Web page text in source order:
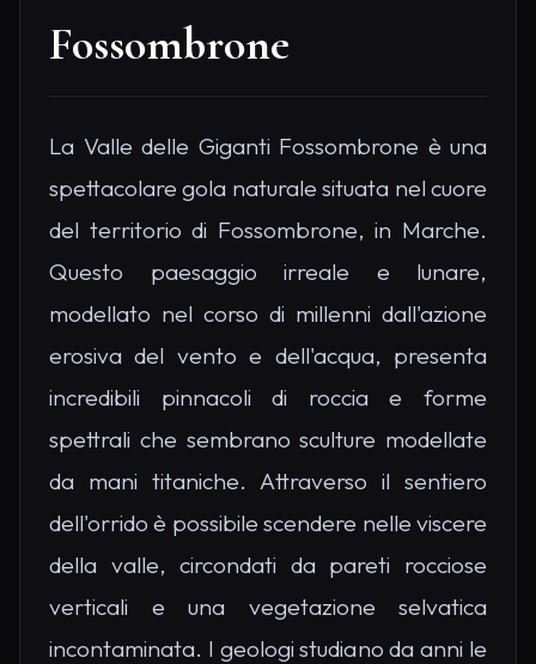
Fossombrone
La Valle delle Giganti Fossombrone è una
spettacolare gola naturale situata nel cuore
del territorio di Fossombrone, in Marche.
Questo paesaggio irreale e lunare,
modellato nel corso di millenni dall'azione
erosiva del vento e dell'acqua, presenta
incredibili pinnacoli di roccia e forme
spettrali che sembrano sculture modellate
da mani titaniche. Attraverso il sentiero
dell'orrido è possibile scendere nelle viscere
della valle, circondati da pareti rocciose
verticali e una vegetazione selvatica
incontaminata. I geologi studiano da anni le